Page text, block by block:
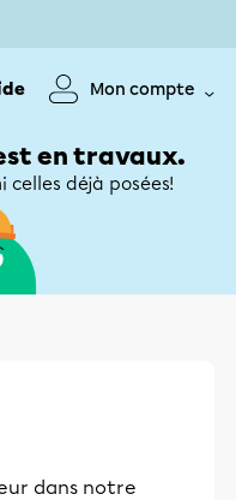
Mon compte
en travaux.
déjà posées!
dans notre